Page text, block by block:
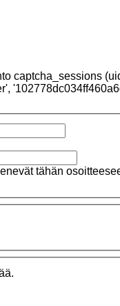
captcha_sessions
tähän